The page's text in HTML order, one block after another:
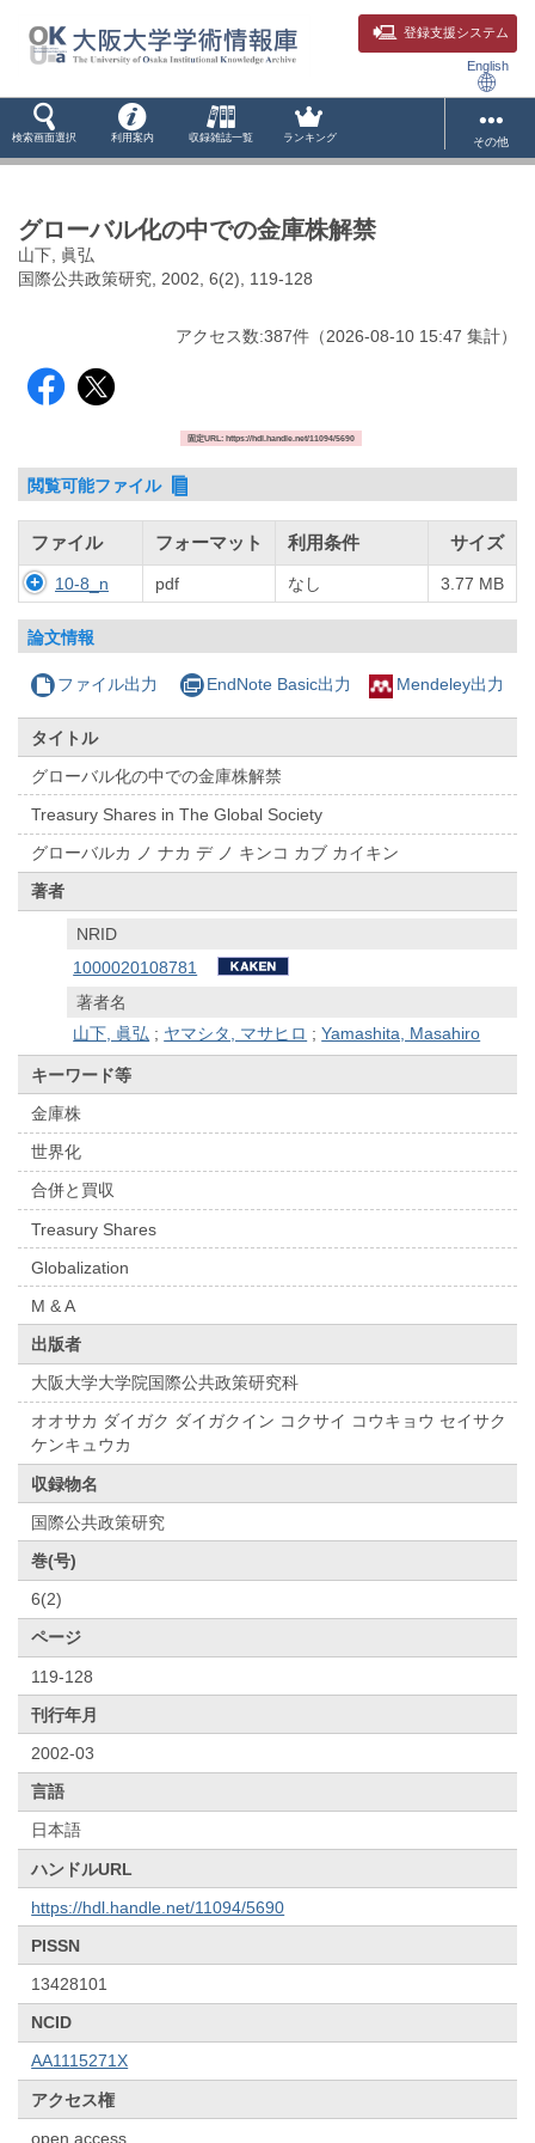
登録支援システム
English
検索画面選択 利用案内 収録雑誌一覧 ランキング その他
グローバル化の中での金庫株解禁
山下, 眞弘
国際公共政策研究, 2002, 6(2), 119-128
アクセス数:387件 （2026-08-10 15:47 集計）
固定URL: https://hdl.handle.net/11094/5690
閲覧可能ファイル
ファイル フォーマット 利用条件 サイズ
10-8_n pdf なし 3.77 MB
論文情報
ファイル出力 EndNote Basic出力 Mendeley出力
タイトル
グローバル化の中での金庫株解禁
Treasury Shares in The Global Society
グローバルカ ノ ナカ デ ノ キンコ カブ カイキン
著者
NRID
1000020108781
著者名
山下, 眞弘 ; ヤマシタ, マサヒロ ;Yamashita, Masahiro
キーワード等
金庫株
世界化
合併と買収
Treasury Shares
Globalization
M & A
出版者
大阪大学大学院国際公共政策研究科
オオサカ ダイガク ダイガクイン コクサイ コウキョウ セイサク
ケンキュウカ
収録物名
国際公共政策研究
巻(号)
6(2)
ページ
119-128
刊行年月
2002-03
言語
日本語
ハンドルURL
https://hdl.handle.net/11094/5690
PISSN
13428101
NCID
AA1115271X
アクセス権
open access